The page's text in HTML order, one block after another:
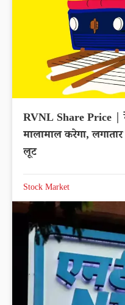
RVNL Share Price |
मालामाल करेगा,
लूट
Stock Market